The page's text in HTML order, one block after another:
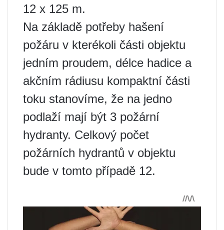
12 x 125 m.
Na základě potřeby hašení
požáru v kterékoli části objektu
jedním proudem, délce hadice a
akčním rádiusu kompaktní části
toku stanovíme, že na jedno
podlaží mají být 3 požární
hydranty. Celkový počet
požárních hydrantů v objektu
bude v tomto případě 12.